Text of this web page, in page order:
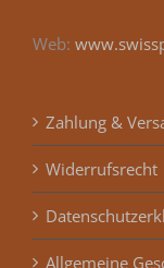
Web:
Zahlung &
Widerrufsrecht
Allgemeine